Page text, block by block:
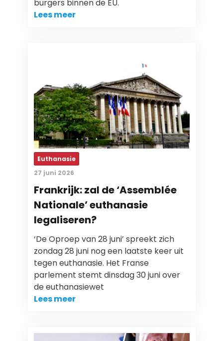
burgers binnen de EU.
Lees meer
Euthanasie
27 juni 2026
Frankrijk: zal de ‘Assemblée
Nationale’ euthanasie
legaliseren?
‘De Oproep van 28 juni’ spreekt zich
zondag 28 juni nog een laatste keer uit
tegen euthanasie. Het Franse
parlement stemt dinsdag 30 juni over
de euthanasiewet
Lees meer